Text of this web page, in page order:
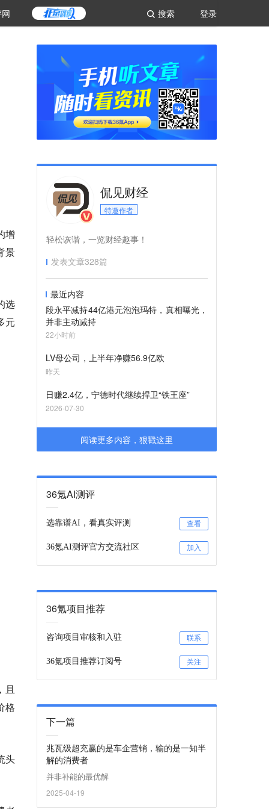
登录
搜索
增
景
选
元
且
格
头
侃见财经
特邀作者
轻松诙谐，一览财经趣事！
发表文章328篇
最近内容
段永平减持44亿港元泡泡玛特，真相曝光，
并非主动减持
22小时前
LV母公司，上半年净赚56.9亿欧
昨天
日赚2.4亿，宁德时代继续捍卫“铁王座”
2026-07-30
阅读更多内容，狠戳这里
36氪AI测评
选靠谱AI，看真实评测 查看
36氪AI测评官方交流社区 加入
36氪项目推荐
咨询项目审核和入驻 联系
36氪项目推荐订阅号 关注
下一篇
兆瓦级超充赢的是车企营销，输的是一知半
解的消费者
并非补能的最优解
2025-04-19